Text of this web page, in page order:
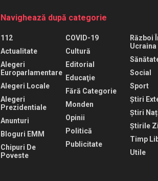
Navighează după categorie
112
Actualitate
Alegeri
Europarlamentare
Alegeri Locale
Alegeri
Prezidentiale
Anunturi
Bloguri EMM
Chipuri De
Poveste
COVID-19
Cultură
Editorial
Educaţie
Fără Categorie
Monden
Opinii
Politică
Publicitate
Război
Ucraina
Social
Sport
Știri
Știri
Știrile
Timp
Utile